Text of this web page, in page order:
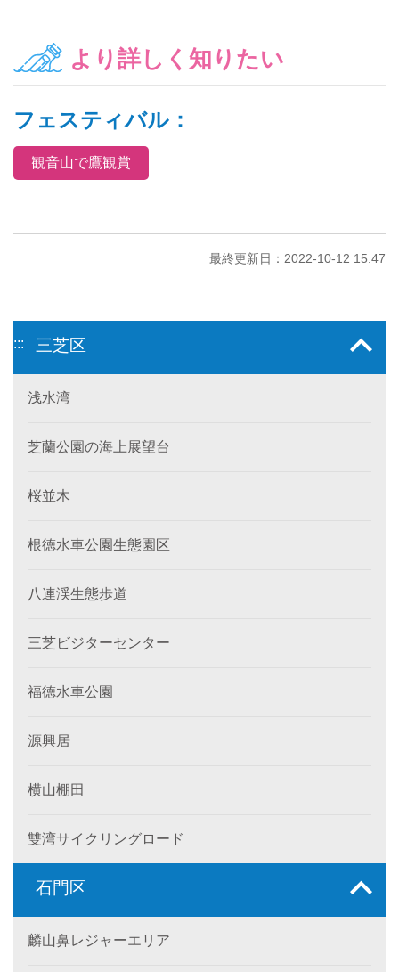
より詳しく知りたい
フェスティバル：
観音山で鷹観賞
最終更新日：2022-10-12 15:47
::: 三芝区
浅水湾
芝蘭公園の海上展望台
桜並木
根徳水車公園生態園区
八連渓生態歩道
三芝ビジターセンター
福徳水車公園
源興居
横山棚田
雙湾サイクリングロード
石門区
麟山鼻レジャーエリア